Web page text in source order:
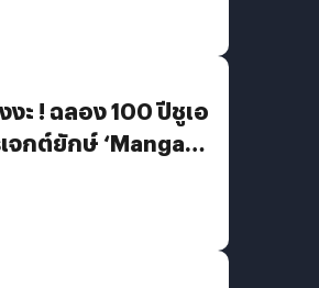
งะ ! ฉลอง 100 ปีชูเอ
จกต์ยักษ์ ‘Manga
ย